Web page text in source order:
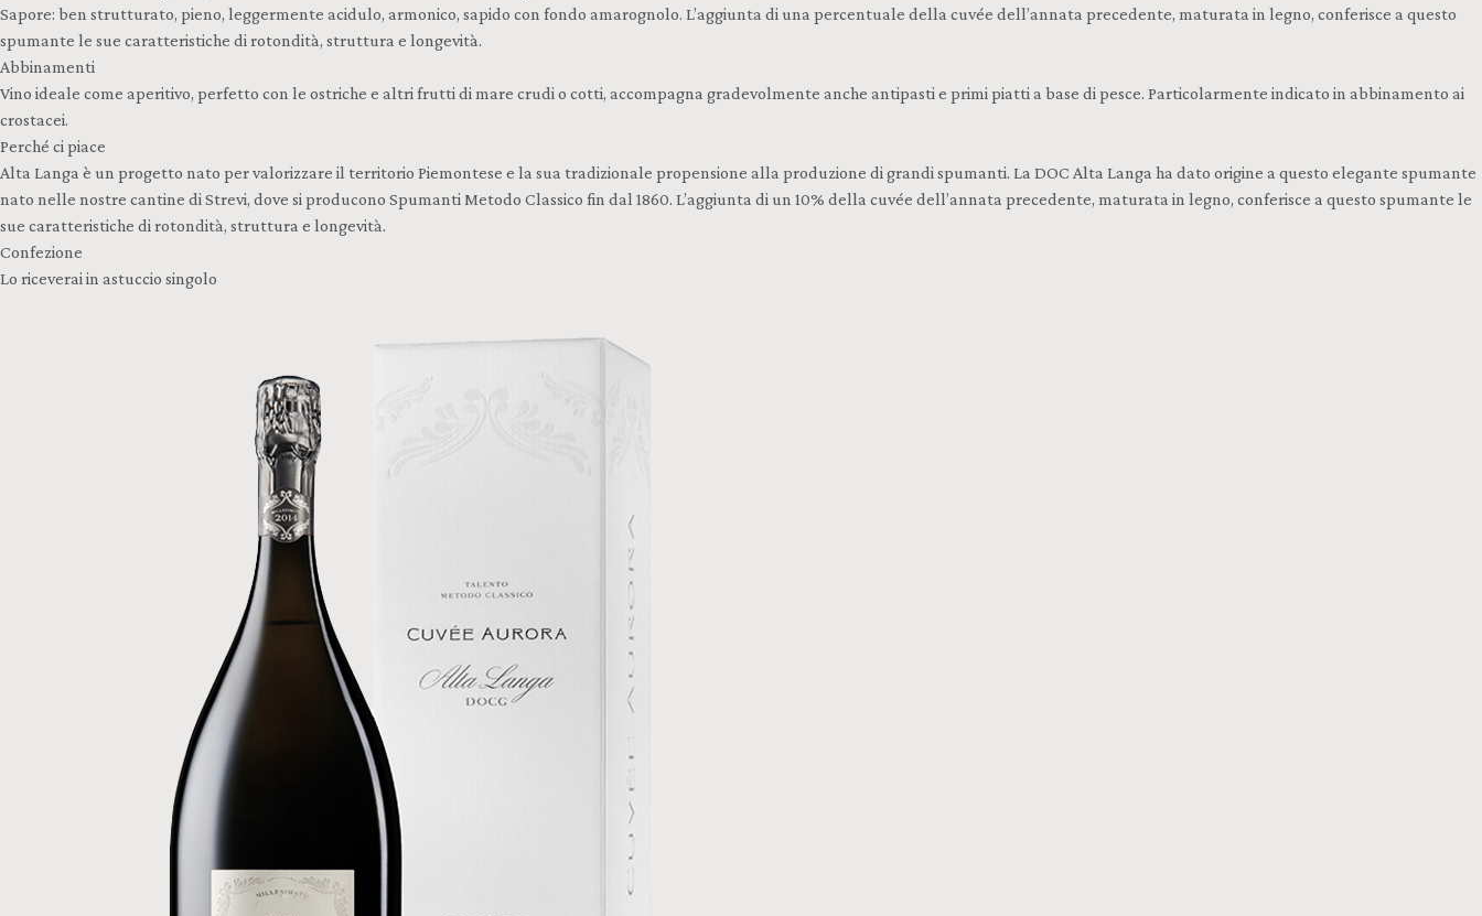
Sapore: ben strutturato, pieno, leggermente acidulo, armonico, sapido con fondo amarognolo. L’aggiunta di una percentuale della cuvée dell’annata precedente, maturata in legno, conferisce a questo
spumante le sue caratteristiche di rotondità, struttura e longevità.
Abbinamenti
Vino ideale come aperitivo, perfetto con le ostriche e altri frutti di mare crudi o cotti, accompagna gradevolmente anche antipasti e primi piatti a base di pesce. Particolarmente indicato in abbinamento ai
crostacei.
Perché ci piace
Alta Langa è un progetto nato per valorizzare il territorio Piemontese e la sua tradizionale propensione alla produzione di grandi spumanti. La DOC Alta Langa ha dato origine a questo elegante spumante
nato nelle nostre cantine di Strevi, dove si producono Spumanti Metodo Classico fin dal 1860. L’aggiunta di un 10% della cuvée dell’annata precedente, maturata in legno, conferisce a questo spumante le
sue caratteristiche di rotondità, struttura e longevità.
Confezione
Lo riceverai in astuccio singolo